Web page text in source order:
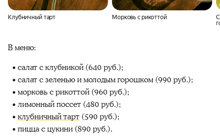
Клубничный тарт Морковь с рикоттой
В меню:
салат с клубникой (640 руб.);
салат с зеленью и молодым горошком (990 руб.);
морковь с рикоттой (960 руб.);
лимонный поссет (480 руб.);
клубничный тарт (590 руб.);
пицца с цукини (890 руб.).